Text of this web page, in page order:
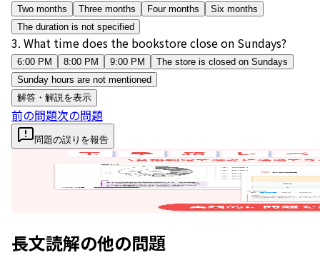
Two months Three months Four months
Six months
The duration is not specified
3. What time does the bookstore close on Sundays?
6:00 PM 8:00 PM 9:00 PM
The store is closed on Sundays
Sunday hours are not mentioned
解答・解説を表示
前の問題次の問題
問題の誤りを報告
長文読解の他の問題